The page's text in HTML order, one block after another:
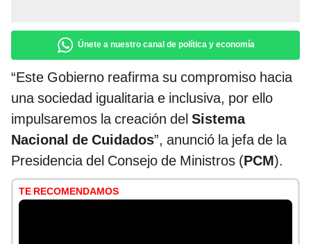
Únete a nuestro canal de política y economía
“Este Gobierno reafirma su compromiso hacia
una sociedad igualitaria e inclusiva, por ello
impulsaremos la creación del Sistema
Nacional de Cuidados”, anunció la jefa de la
Presidencia del Consejo de Ministros (PCM).
TE RECOMENDAMOS